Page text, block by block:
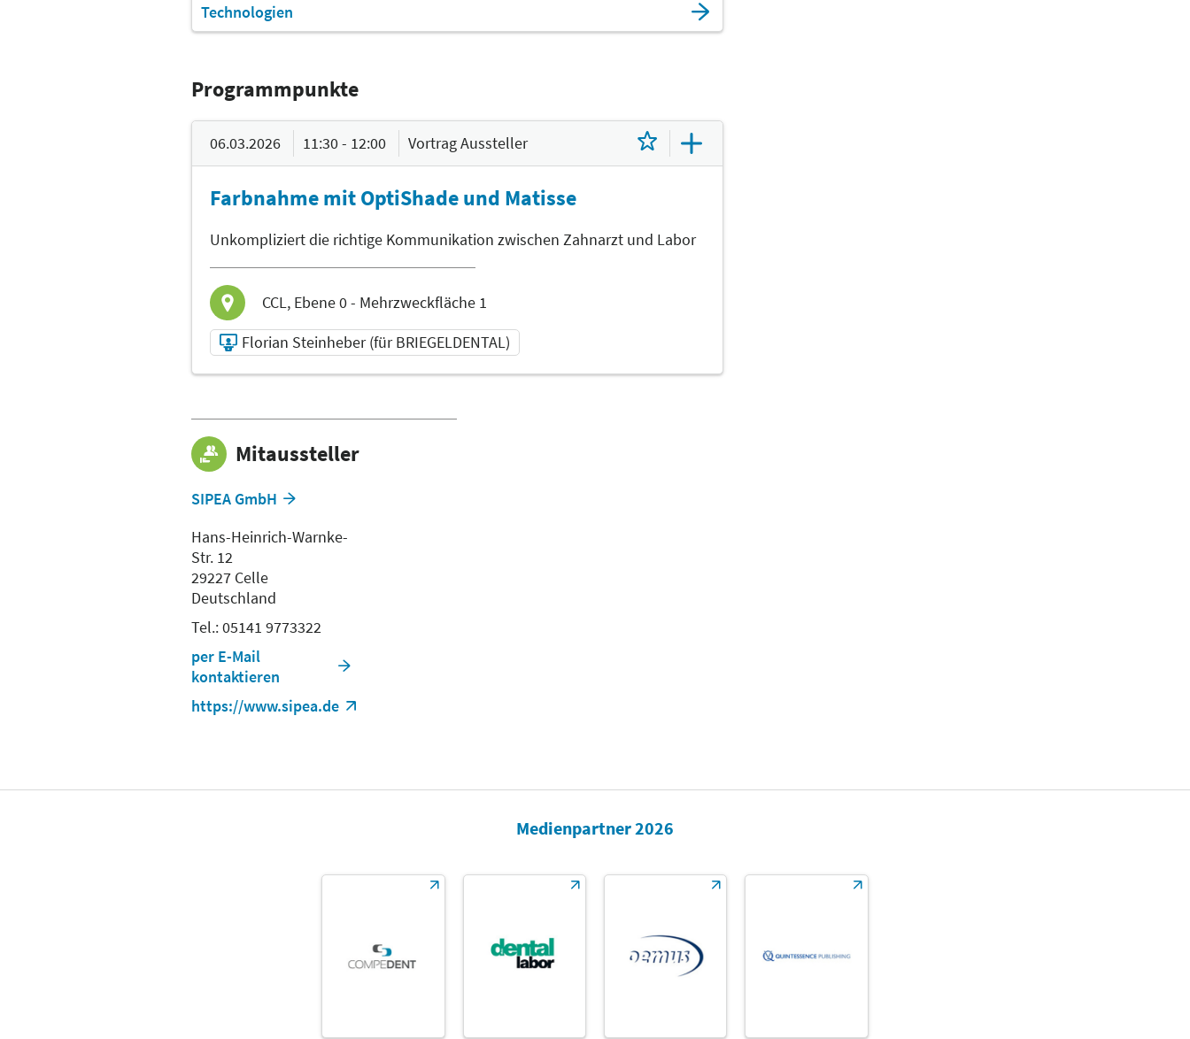
Technologien
Programmpunkte
06.03.2026 11:30 - 12:00 Vortrag Aussteller
Farbnahme mit OptiShade und Matisse
Unkompliziert die richtige Kommunikation zwischen Zahnarzt und Labor
CCL, Ebene 0 - Mehrzweckfläche 1
Florian Steinheber (für BRIEGELDENTAL)
Florian
BRIEGELDENTAL)
Deutsch
Mitaussteller
SIPEA GmbH
Hans-Heinrich-Warnke-
Str. 12
29227 Celle
Deutschland
Tel.: 05141 9773322
per E-Mail
kontaktieren
https://www.sipea.de
Medienpartner 2026